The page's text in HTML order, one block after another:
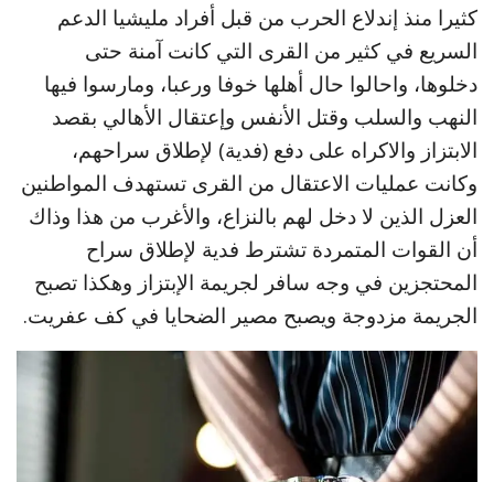
كثيرا منذ إندلاع الحرب من قبل أفراد مليشيا الدعم
السريع في كثير من القرى التي كانت آمنة حتى
دخلوها، واحالوا حال أهلها خوفا ورعبا، ومارسوا فيها
النهب والسلب وقتل الأنفس وإعتقال الأهالي بقصد
الابتزاز والاكراه على دفع (فدية) لإطلاق سراحهم،
وكانت عمليات الاعتقال من القرى تستهدف المواطنين
العزل الذين لا دخل لهم بالنزاع، والأغرب من هذا وذاك
أن القوات المتمردة تشترط فدية لإطلاق سراح
المحتجزين في وجه سافر لجريمة الإبتزاز وهكذا تصبح
الجريمة مزدوجة ويصبح مصير الضحايا في كف عفريت.